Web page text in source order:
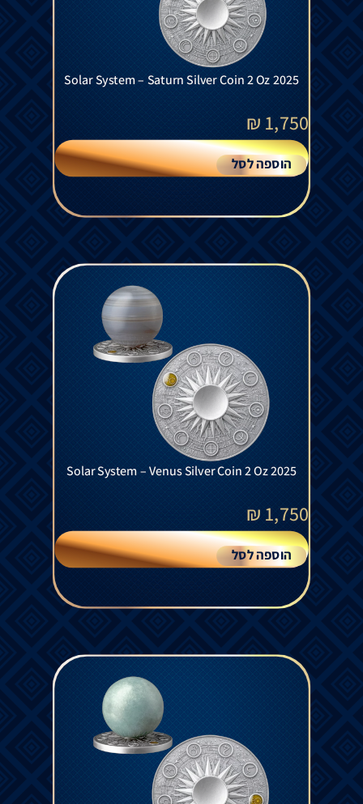
Solar System – Saturn Silver Coin 2 Oz 2025
1,750
₪
הוספה לסל
Solar System – Venus Silver Coin 2 Oz 2025
1,750
₪
הוספה לסל